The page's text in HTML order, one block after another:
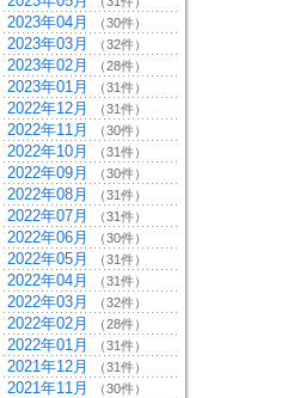
2023年04月 （30件）
2023年03月 （32件）
2023年02月 （28件）
2023年01月 （31件）
2022年12月 （31件）
2022年11月 （30件）
2022年10月 （31件）
2022年09月 （30件）
2022年08月 （31件）
2022年07月 （31件）
2022年06月 （30件）
2022年05月 （31件）
2022年04月 （31件）
2022年03月 （32件）
2022年02月 （28件）
2022年01月 （31件）
2021年12月 （31件）
2021年11月 （30件）